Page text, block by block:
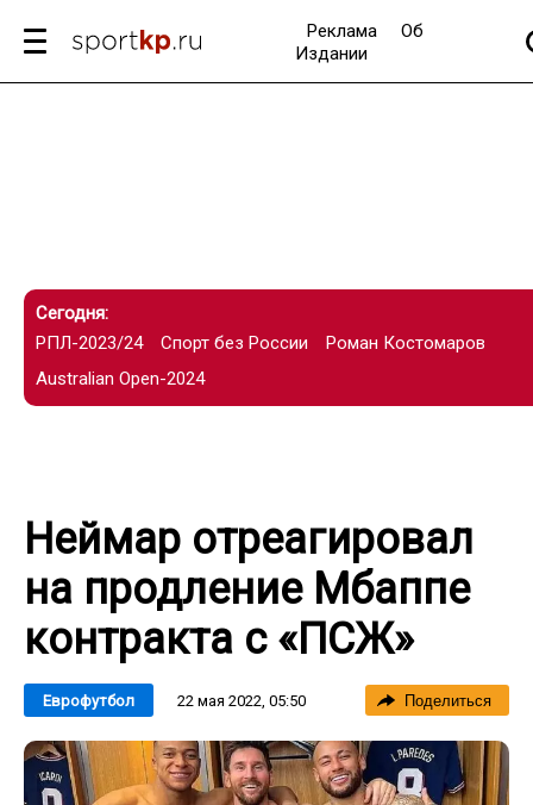
Реклама
Об
Издании
Сегодня:
РПЛ-2023/24
Спорт без России
Роман Костомаров
Australian Open-2024
Неймар отреагировал
на продление Мбаппе
контракта с «ПСЖ»
Еврофутбол 22 мая 2022, 05:50 Поделиться